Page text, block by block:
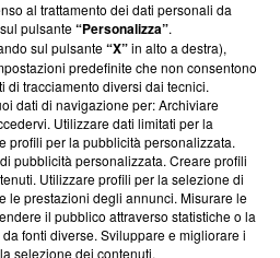
al trattamento dei dati personali da
pulsante“Personalizza”.
sul pulsante“X”in alto a destra),
predefinite che non consentono
di tracciamento diversi dai tecnici.
dati di navigazione per: Archiviare
Utilizzare dati limitati per la
profili per la pubblicità personalizzata.
pubblicità personalizzata. Creare profili
Utilizzare profili per la selezione di
le prestazioni degli annunci. Misurare le
il pubblico attraverso statistiche o la
fonti diverse. Sviluppare e migliorare i
selezione dei contenuti.